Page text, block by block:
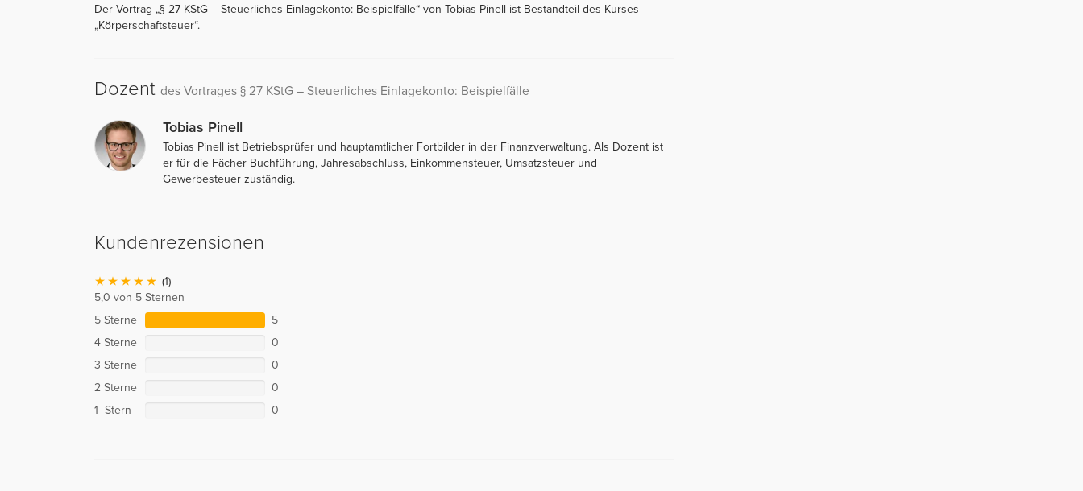
Der Vortrag „§ 27 KStG – Steuerliches Einlagekonto: Beispielfälle“ von Tobias Pinell ist Bestandteil des Kurses
„Körperschaftsteuer“.
Dozent des Vortrages § 27 KStG – Steuerliches Einlagekonto: Beispielfälle
Tobias Pinell
Tobias Pinell ist Betriebsprüfer und hauptamtlicher Fortbilder in der Finanzverwaltung. Als Dozent ist
er für die Fächer Buchführung, Jahresabschluss, Einkommensteuer, Umsatzsteuer und
Gewerbesteuer zuständig.
Kundenrezensionen
(1)
5,0 von 5 Sternen
5 Sterne
5
4 Sterne
0
3 Sterne
0
2 Sterne
0
1 Stern
0